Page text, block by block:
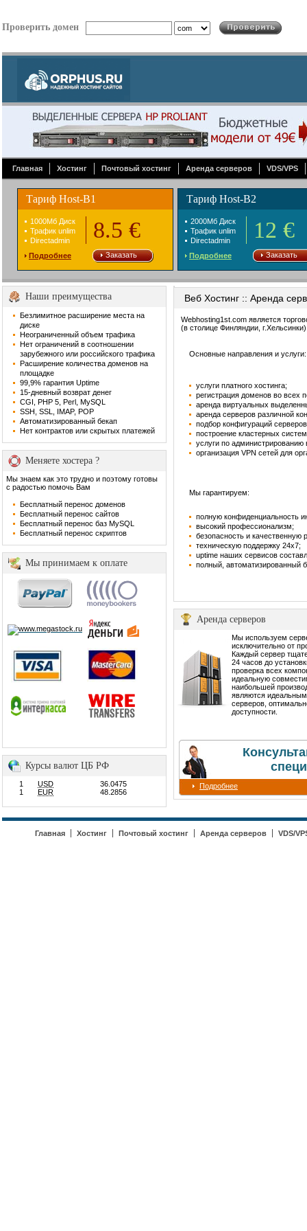
Проверить домен
Главная Хостинг Почтовый хостинг Аренда серверов VDS/VPS
Тариф Host-B1
1000Mб Диск
Трафик unlim
Directadmin
8.5 €
Подробнее Заказать
Тариф Host-B2
2000Mб Диск
Трафик unlim
Directadmin
12 €
Подробнее Заказать
Наши преимущества
Безлимитное расширение места на
диске
Неограниченный объем трафика
Нет ограничений в соотношении
зарубежного или российского трафика
Расширение количества доменов на
площадке
99,9% гарантия Uptime
15-дневный возврат денег
CGI, PHP 5, Perl, MySQL
SSH, SSL, IMAP, POP
Автоматизированный бекап
Нет контрактов или скрытых платежей
Меняете хостера ?
Мы знаем как это трудно и поэтому готовы
с радостью помочь Вам
Бесплатный перенос доменов
Бесплатный перенос сайтов
Бесплатный перенос баз MySQL
Бесплатный перенос скриптов
Мы принимаем к оплате
Курсы валют ЦБ РФ
1 USD
36.0475
1
EUR 48.2856
Веб Хостинг :: Аренда
Webhosting1st.com является
(в столице Финляндии,
Основные направления и услуги:
услуги платного хостинга;
регистрация доменов во всех
аренда виртуальных
аренда серверов различной
подбор конфигураций
построение кластерных
услуги по
организация VPN сетей для
Мы гарантируем:
полную конфиденциальность
высокий профессионализм;
безопасность и качественную
техническую поддержку 24х7;
uptime наших сервисов
полный, автоматизированный
Аренда серверов
Мы используем
исключительно от
Каждый сервер
24 часов до
проверка всех
идеальную
наибольшей
являются
серверов,
доступности.
Подробнее
Главная Хостинг Почтовый хостинг Аренда серверов VDS/